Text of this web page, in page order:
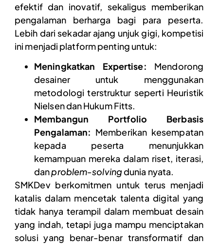
efektif dan inovatif, sekaligus memberikan
pengalaman berharga bagi para peserta.
Lebih dari sekadar ajang unjuk gigi, kompetisi
ini menjadi platform penting untuk:
Meningkatkan Expertise: Mendorong
desainer untuk menggunakan
metodologi terstruktur seperti Heuristik
Nielsen dan Hukum Fitts.
Membangun Portfolio Berbasis
Pengalaman: Memberikan kesempatan
kepada peserta menunjukkan
kemampuan mereka dalam riset, iterasi,
danproblem-solvingdunia nyata.
SMKDev berkomitmen untuk terus menjadi
katalis dalam mencetak talenta digital yang
tidak hanya terampil dalam membuat desain
yang indah, tetapi juga mampu menciptakan
solusi yang benar-benar transformatif dan